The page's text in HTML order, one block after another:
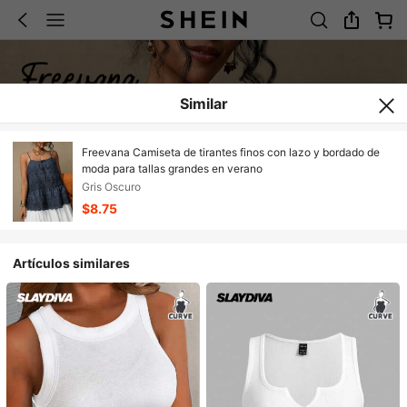
Similar
Freevana Camiseta de tirantes finos con lazo y bordado de
moda para tallas grandes en verano
Gris Oscuro
$8.75
Artículos similares